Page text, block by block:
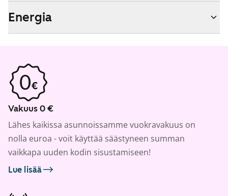
Energia
Vakuus 0 €
Lähes kaikissa asunnoissamme vuokravakuus on
nolla euroa - voit käyttää säästyneen summan
vaikkapa uuden kodin sisustamiseen!
Lue lisää